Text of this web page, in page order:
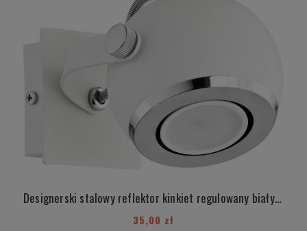
Designerski stalowy reflektor kinkiet regulowany biały KOS 3640
35,00 zł